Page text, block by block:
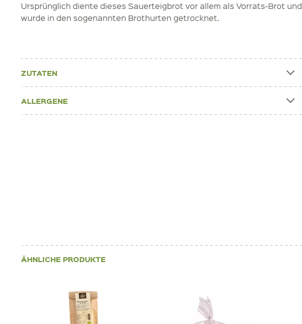
Ursprünglich diente dieses Sauerteigbrot vor allem als Vorrats-Brot und
wurde in den sogenannten Brothurten getrocknet.
ZUTATEN
ALLERGENE
ÄHNLICHE PRODUKTE